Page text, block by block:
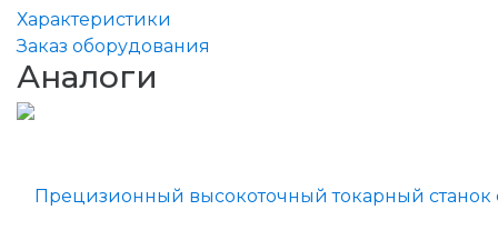
Характеристики
Заказ оборудования
Аналоги